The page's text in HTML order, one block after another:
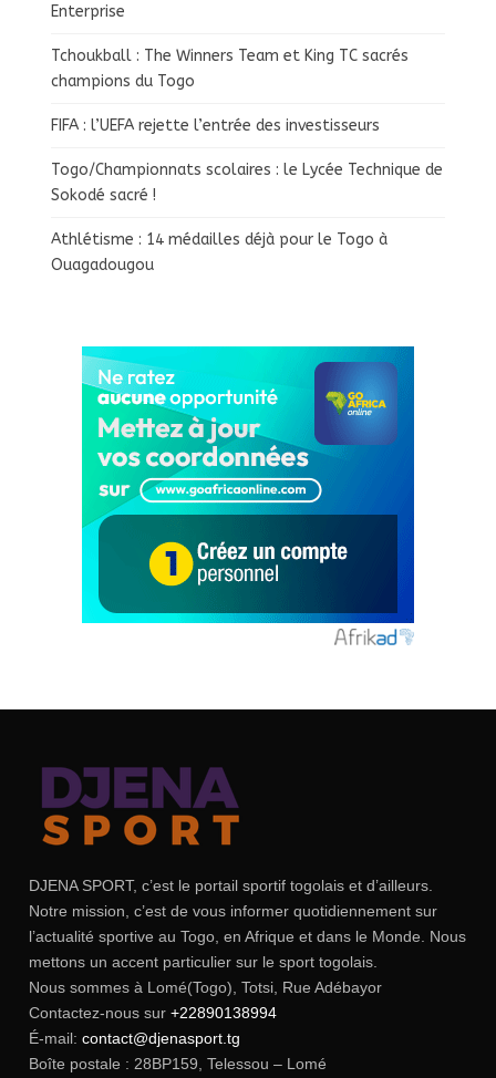
Enterprise
Tchoukball : The Winners Team et King TC sacrés
champions du Togo
FIFA : l’UEFA rejette l’entrée des investisseurs
Togo/Championnats scolaires : le Lycée Technique de
Sokodé sacré !
Athlétisme : 14 médailles déjà pour le Togo à
Ouagadougou
DJENA SPORT, c’est le portail sportif togolais et d’ailleurs.
Notre mission, c’est de vous informer quotidiennement sur
l’actualité sportive au Togo, en Afrique et dans le Monde. Nous
mettons un accent particulier sur le sport togolais.
Nous sommes à Lomé(Togo), Totsi, Rue Adébayor
Contactez-nous sur +22890138994
É-mail: contact@djenasport.tg
Boîte postale : 28BP159, Telessou – Lomé